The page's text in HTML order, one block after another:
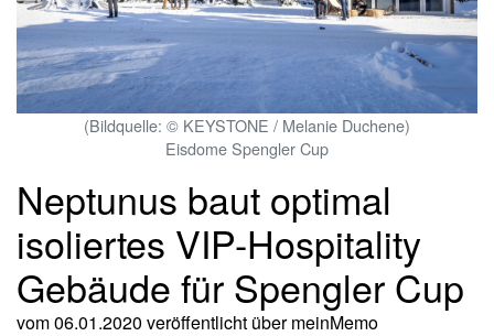
(Bildquelle: © KEYSTONE / Melanie Duchene)
Eisdome Spengler Cup
Neptunus baut optimal
isoliertes VIP-Hospitality
Gebäude für Spengler Cup
vom 06.01.2020 veröffentlicht übermeinMemo